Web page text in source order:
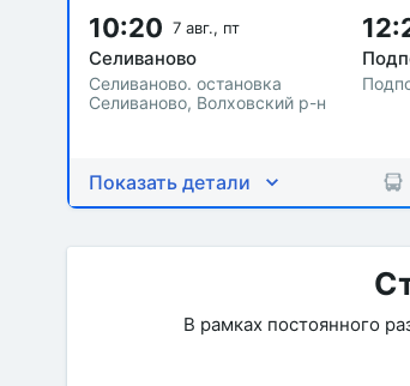
10:20 7 авг., пт
Селиваново
Селиваново. остановка
Селиваново, Волховский р-н
Показать детали
В рамках постоянного